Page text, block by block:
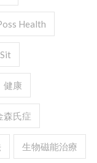
Health
健康
森氏症
生物磁能治療